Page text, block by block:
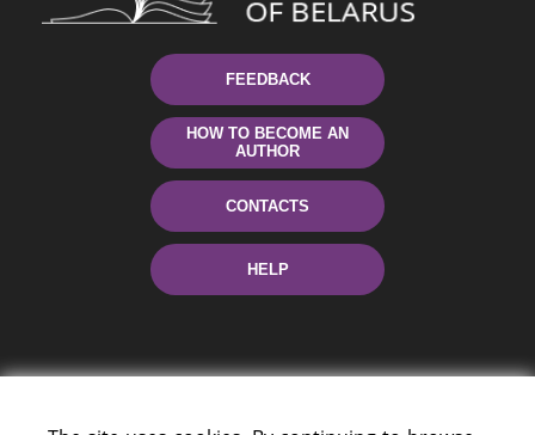
FEEDBACK
HOW TO BECOME AN
AUTHOR
CONTACTS
HELP